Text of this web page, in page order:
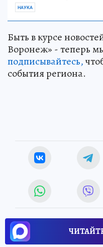
НАУКА
Быть в курсе
Воронеж» - теперь
подписывайтесь,
события региона.